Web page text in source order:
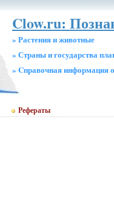
Clow.ru:
» Растения и животные
» Страны и государства
» Cправочная информация
Рефераты